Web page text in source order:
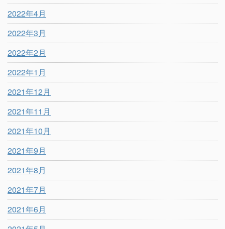
2022年4月
2022年3月
2022年2月
2022年1月
2021年12月
2021年11月
2021年10月
2021年9月
2021年8月
2021年7月
2021年6月